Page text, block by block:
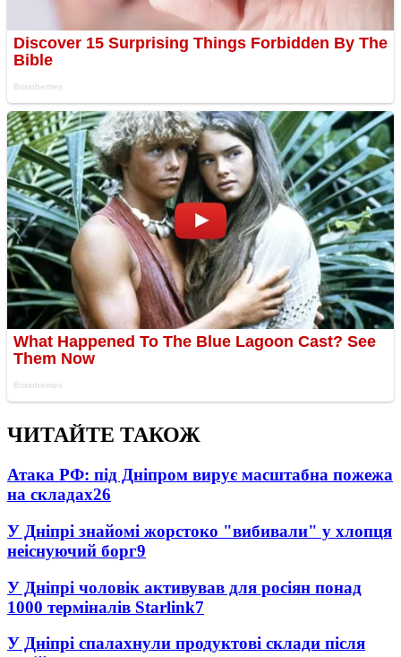
ЧИТАЙТЕ ТАКОЖ
Атака РФ: під Дніпром вирує масштабна пожежа
на складах26
У Дніпрі знайомі жорстоко "вибивали" у хлопця
неіснуючий борг9
У Дніпрі чоловік активував для росіян понад
1000 терміналів Starlink7
У Дніпрі спалахнули продуктові склади після